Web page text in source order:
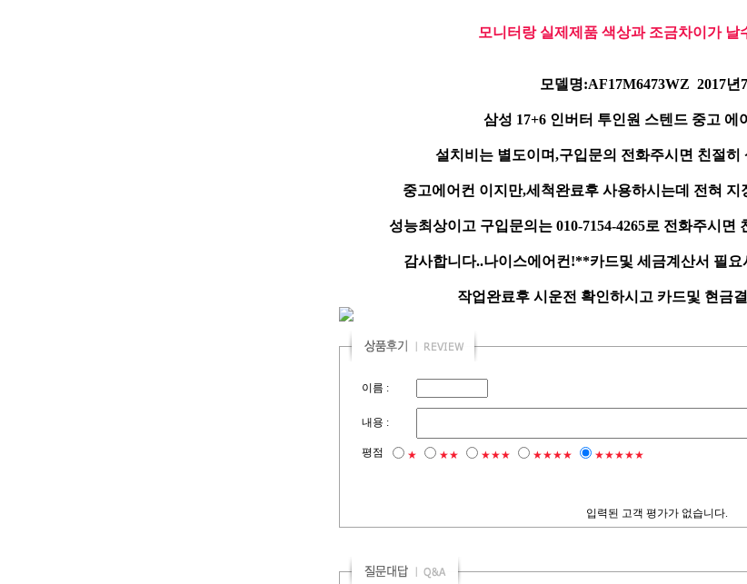
모니터랑 실제제품 색상과 조금차이가 날
모델명:AF17M6473WZ 2017년
삼성 17+6 인버터 투인원 스텐드 중고 에
설치비는 별도이며,구입문의 전화주시면 친절히
중고에어컨 이지만,세척완료후 사용하시는데 전혀 지
성능최상이고 구입문의는 010-7154-4265로 전화주시면
감사합니다..나이스에어컨!**카드및 세금계산서 필
작업완료후 시운전 확인하시고 카드및 현금
이름 :
내용 :
평점 ★ ★★ ★★★ ★★★★ ★★★★★
입력된 고객 평가가 없습니다.